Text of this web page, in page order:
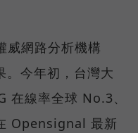
威網路分析機構
今年初，台灣大
在線率全球 No.3、
Opensignal 最新